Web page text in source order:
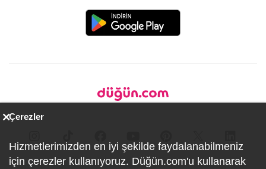
Çerezler
Hizmetlerimizden en iyi şekilde faydalanabilmeniz
için çerezler kullanıyoruz. Düğün.com'u kullanarak